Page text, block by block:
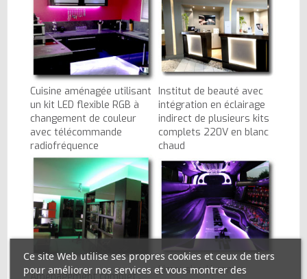
Cuisine aménagée utilisant
un kit LED flexible RGB à
changement de couleur
avec télécommande
radiofréquence
Institut de beauté avec
intégration en éclairage
indirect de plusieurs kits
complets 220V en blanc
chaud
Limousine Hummer
Ce site Web utilise ses propres cookies et ceux de tiers
pour améliorer nos services et vous montrer des